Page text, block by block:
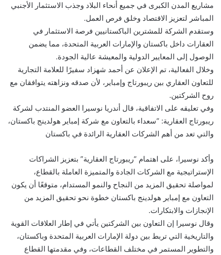
مشاريع المدن الكبرى في جميع أنحاء البلاد وجذب الاستثمار الأجنبي
المباشر لتعزيز الاقتصاد وخلق فرص العمل.
وستقدم الشركة للمشترين الباكستانيين فرصة الاستثمار في
العقارات داخل باكستان والإمارات العربية المتحدة، مما يضمن
الوصول إلى المعايير الدولية والمعيشة عالية الجودة.
وخلال الفعالية، تم الإعلان عن أحمد شهزاد سفيرًا للعلامة التجارية
للتعاون العقاري بين ريبورتاج وإمباير، لأن صدقه ونزاهته يتوافقان مع
روح الشركتين.
وفي تعليقه على الاتفاقية، قال أندريا نوسيرا العضو المنتدب لشركة
ريبورتاج العقارية: “سعداء بالتعاون مع شركة إمباير هولدينج باكستان،
والتي تعد من أهم الشركات العقارية الرائدة في باكستان
وأكد نوسيرا، على اهتمام “ريبورتاج العقارية” بتعزيز الشراكات
الإستراتيجية مع الشركات الجادة والمتميزة العاملة بالقطاع،
لمواصلة تحقيق المزيد من النجاح والنمو المستدام، متوقعًا أن يكون
التعاون مع إمباير هولدينج باكستان خطوة نحو تحقيق المزيد من
الإنجازات والابتكارات.
وقال نوسيرا إن التعاون بين الشركتين يأتي في إطار العلاقات القوية
والتاريخية التي تربط بين دولة الإمارات العربية المتحدة وباكستان،
والتطوير المستمر في مختلف القطاعات، وفي مقدمتها القطاع